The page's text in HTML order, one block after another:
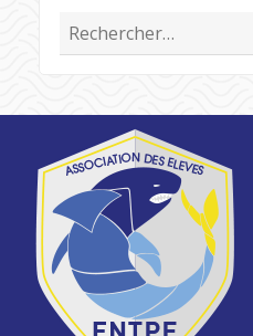
Rechercher :